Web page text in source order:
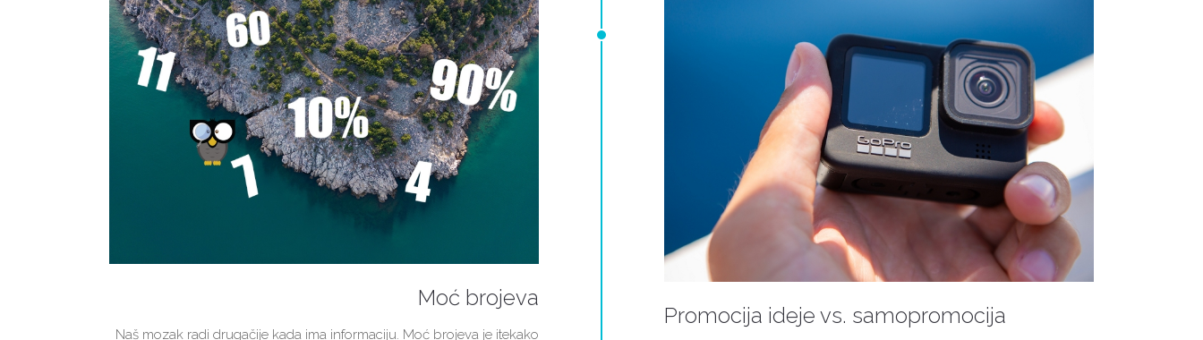
Moć brojeva
Naš mozak radi drugačije kada ima informaciju. Moć brojeva je itekako
Promocija ideje vs. samopromocija